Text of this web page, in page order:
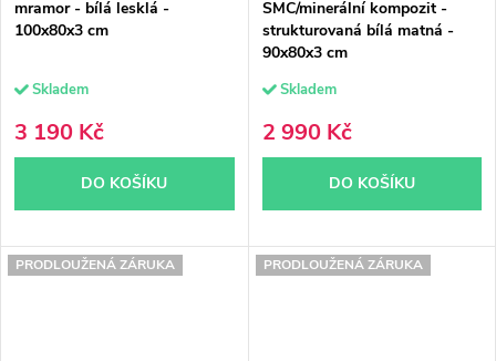
mramor - bílá lesklá -
100x80x3 cm
Skladem
3 190 Kč
DO KOŠÍKU
SMC/minerální kompozit -
strukturovaná bílá matná -
90x80x3 cm
Skladem
2 990 Kč
DO KOŠÍKU
PRODLOUŽENÁ ZÁRUKA PRODLOUŽENÁ ZÁRUKA